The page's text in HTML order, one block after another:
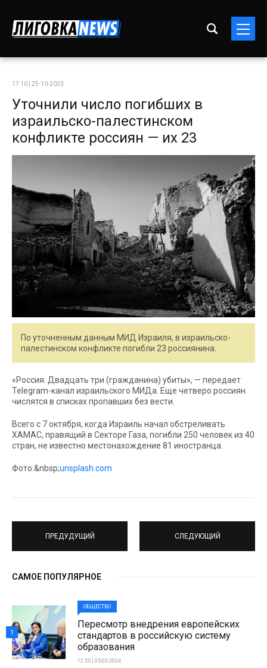
17:10 | 25-10-2023
Уточнили число погибших в
израильско-палестинском
конфликте россиян — их 23
По уточненным данным МИД Израиля, в израильско-
палестинском конфликте погибли 23 россиянина.
«Россия. Двадцать три (гражданина) убиты», — передает
Telegram-канал израильского МИДа. Еще четверо россиян
числятся в списках пропавших без вести.
Всего с 7 октября, когда Израиль начал обстреливать
ХАМАС, правящий в Секторе Газа, погибли 250 человек из 40
стран, не известно местонахождение 81 иностранца.
Фото:&nbsp;unsplash.com
ПРЕДУДУЩИЙ СЛЕДУЮЩИЙ
САМОЕ ПОПУЛЯРНОЕ
ОБЩЕСТВО
Пересмотр внедрения европейских
стандартов в российскую систему
образования
12:55 | 05-03-2024
1